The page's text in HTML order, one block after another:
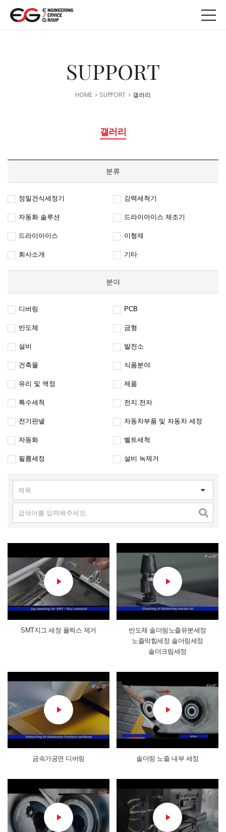
메뉴 바로가기본문 바로가기
SUPPORT
HOME SUPPORT 갤러리
갤러리
분류
정밀건식세정기 강력세척기
자동화 솔루션 드라이아이스 제조기
드라이아이스 이형제
회사소개 기타
분야
디버링 PCB
반도체 금형
설비 발전소
건축물 식품분야
유리 및 액정 제품
특수세척 전지.전자
전기판넬 자동차부품 및 자동차 세정
자동화 벨트세척
필름세정 설비 녹제거
SMT지그 세정 플럭스 제거
반도체 솔더링노즐유분세정
노즐막힘세정 솔더링세정
솔더크림세정
금속가공면 디버링 솔더링 노즐 내부 세정